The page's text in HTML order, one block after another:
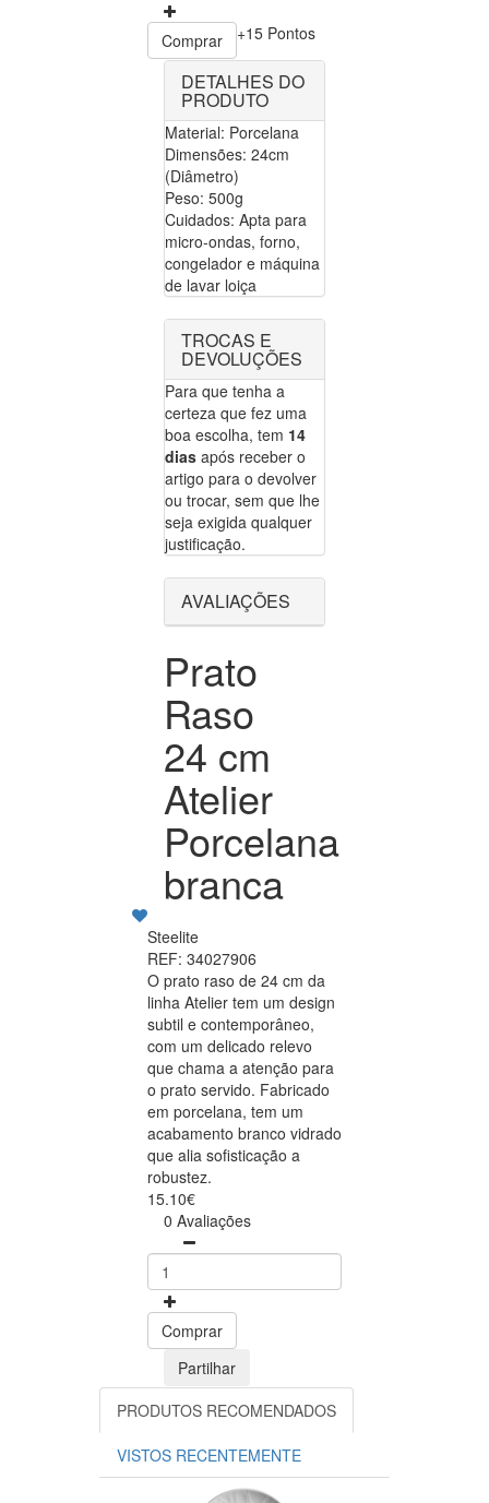
Comprar +15 Pontos
DETALHES DO
PRODUTO
Material: Porcelana
Dimensões: 24cm
(Diâmetro)
Peso: 500g
Cuidados: Apta para
micro-ondas, forno,
congelador e máquina
de lavar loiça
TROCAS E
DEVOLUÇÕES
Para que tenha a
certeza que fez uma
boa escolha, tem 14
dias após receber o
artigo para o devolver
ou trocar, sem que lhe
seja exigida qualquer
justificação.
AVALIAÇÕES
Prato
Raso
24 cm
Atelier
Porcelana
branca
Steelite
REF: 34027906
O prato raso de 24 cm da
linha Atelier tem um design
subtil e contemporâneo,
com um delicado relevo
que chama a atenção para
o prato servido. Fabricado
em porcelana, tem um
acabamento branco vidrado
que alia sofisticação a
robustez.
15.10€
0 Avaliações
Comprar
Partilhar
PRODUTOS RECOMENDADOS
VISTOS RECENTEMENTE